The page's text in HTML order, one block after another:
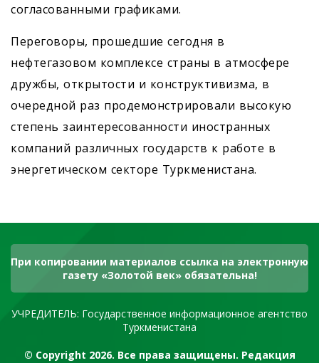
согласованными графиками.
Переговоры, прошедшие сегодня в
нефтегазовом комплексе страны в атмосфере
дружбы, открытости и конструктивизма, в
очередной раз продемонстрировали высокую
степень заинтересованности иностранных
компаний различных государств к работе в
энергетическом секторе Туркменистана.
При копировании материалов ссылка на электронную
газету «Золотой век» обязательна!
УЧРЕДИТЕЛЬ: Государственное информационное агентство
Туркменистана
© Copyright 2026. Все права защищены. Редакция